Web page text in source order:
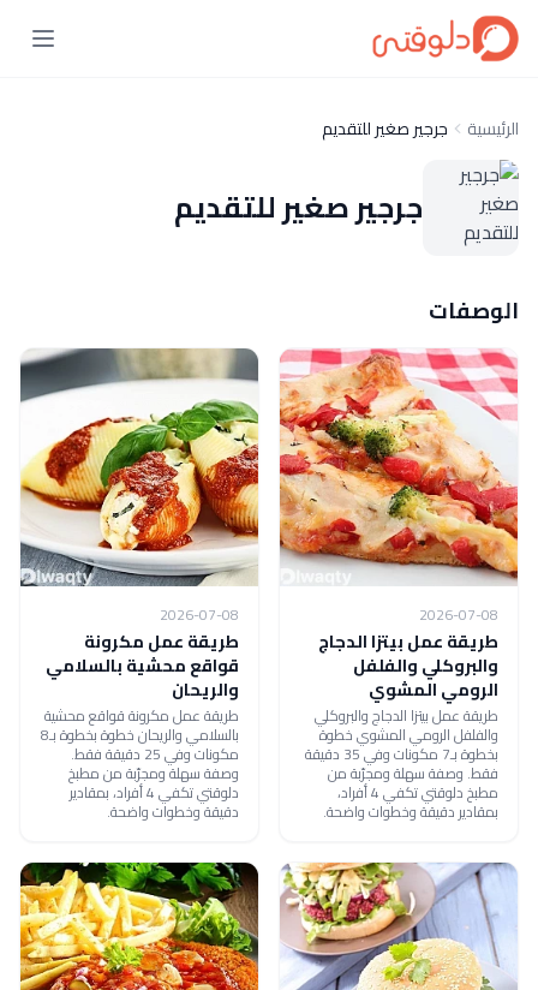
الرئيسية جرجير صغير للتقديم
جرجير صغير للتقديم
الوصفات
2026-07-08
طريقة عمل بيتزا الدجاج
والبروكلي والفلفل
الرومي المشوي
طريقة عمل بيتزا الدجاج والبروكلي
والفلفل الرومي المشوي خطوة
بخطوة بـ7 مكونات وفي 35 دقيقة
فقط. وصفة سهلة ومجرّبة من
مطبخ دلوقتي تكفي 4 أفراد،
بمقادير دقيقة وخطوات واضحة.
2026-07-08
طريقة عمل مكرونة
قواقع محشية بالسلامي
والريحان
طريقة عمل مكرونة قواقع محشية
بالسلامي والريحان خطوة بخطوة بـ8
مكونات وفي 25 دقيقة فقط.
وصفة سهلة ومجرّبة من مطبخ
دلوقتي تكفي 4 أفراد، بمقادير
دقيقة وخطوات واضحة.